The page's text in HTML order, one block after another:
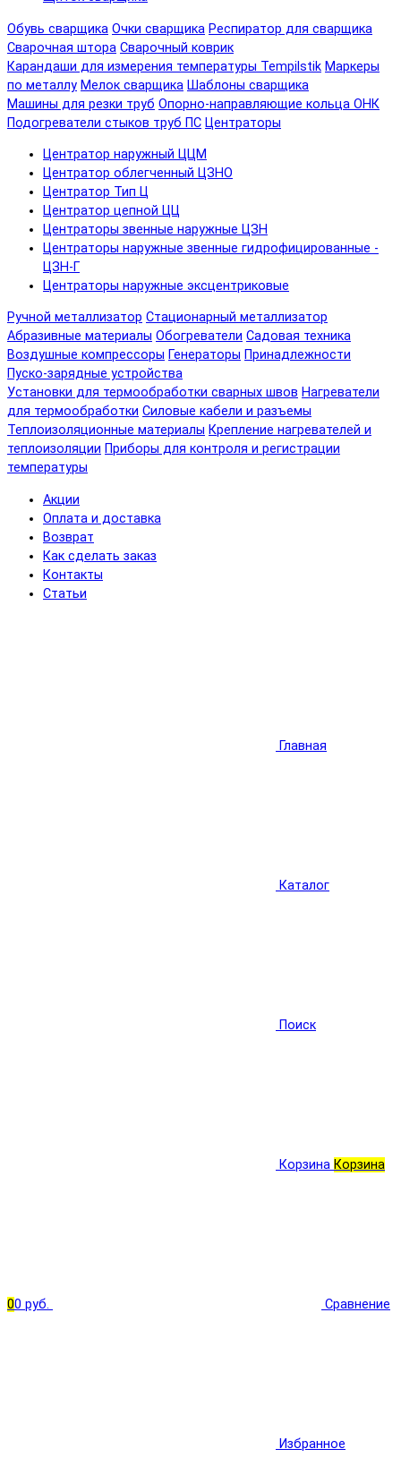
Обувь сварщика Очки сварщика Респиратор для сварщика
Сварочная штора Сварочный коврик
Карандаши для измерения температуры Tempilstik Маркеры
по металлу Мелок сварщика Шаблоны сварщика
Машины для резки труб Опорно-направляющие кольца ОНК
Подогреватели стыков труб ПС Центраторы
Центратор наружный ЦЦМ
Центратор облегченный ЦЗНО
Центратор Тип Ц
Центратор цепной ЦЦ
Центраторы звенные наружные ЦЗН
Центраторы наружные звенные гидрофицированные -
ЦЗН-Г
Центраторы наружные эксцентриковые
Ручной металлизатор Стационарный металлизатор
Абразивные материалы Обогреватели Садовая техника
Воздушные компрессоры Генераторы Принадлежности
Пуско-зарядные устройства
Установки для термообработки сварных швов Нагреватели
для термообработки Силовые кабели и разъемы
Теплоизоляционные материалы Крепление нагревателей и
теплоизоляции Приборы для контроля и регистрации
температуры
Акции
Оплата и доставка
Возврат
Как сделать заказ
Контакты
Статьи
Главная
Каталог
Поиск
Корзина Корзина
00 руб. Сравнение
Избранное